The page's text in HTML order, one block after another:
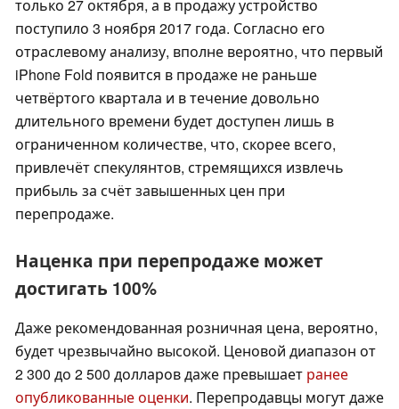
только 27 октября, а в продажу устройство
поступило 3 ноября 2017 года. Согласно его
отраслевому анализу, вполне вероятно, что первый
iPhone Fold появится в продаже не раньше
четвёртого квартала и в течение довольно
длительного времени будет доступен лишь в
ограниченном количестве, что, скорее всего,
привлечёт спекулянтов, стремящихся извлечь
прибыль за счёт завышенных цен при
перепродаже.
Наценка при перепродаже может
достигать 100%
Даже рекомендованная розничная цена, вероятно,
будет чрезвычайно высокой. Ценовой диапазон от
2 300 до 2 500 долларов даже превышает ранее
опубликованные оценки. Перепродавцы могут даже